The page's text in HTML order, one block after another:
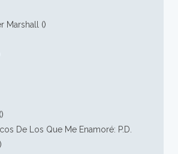
Marshall
()
()
De Los Que Me Enamoré: P.D.